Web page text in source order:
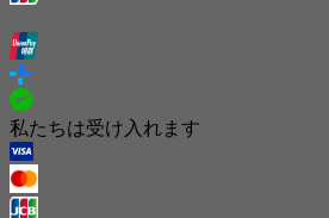
私たちは受け入れます